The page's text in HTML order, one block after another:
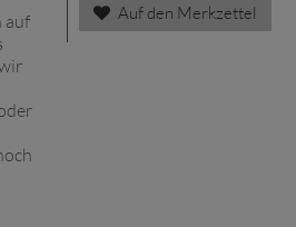
auf
Auf den Merkzettel